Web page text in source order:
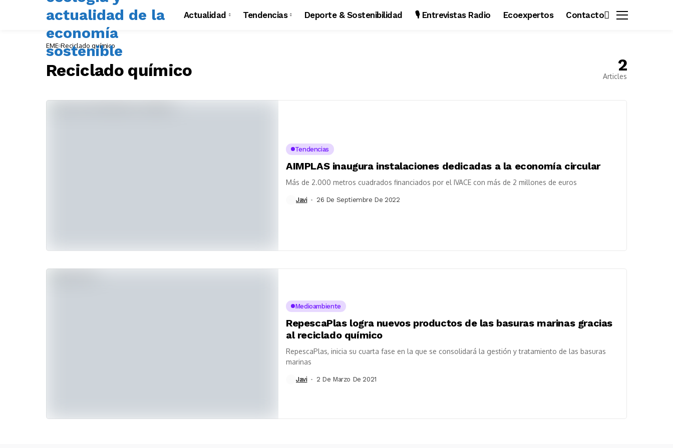
Actualidad Tendencias Deporte & Sostenibilidad 🎙️ Entrevistas Radio Ecoexpertos Contacto
EME Reciclado químico
Reciclado químico 2
Articles
Tendencias
AIMPLAS inaugura instalaciones dedicadas a la economía circular
Más de 2.000 metros cuadrados financiados por el IVACE con más de 2 millones de euros
Javi 26 De Septiembre De 2022
Medioambiente
RepescaPlas logra nuevos productos de las basuras marinas gracias
al reciclado químico
RepescaPlas, inicia su cuarta fase en la que se consolidará la gestión y tratamiento de las basuras
marinas
Javi 2 De Marzo De 2021